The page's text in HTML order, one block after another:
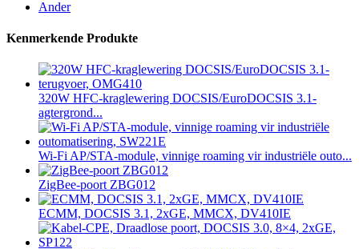
Ander
Kenmerkende Produkte
320W HFC-kraglewering DOCSIS/EuroDOCSIS 3.1-
agtergrond...
Wi-Fi AP/STA-module, vinnige roaming vir industriële outo...
ZigBee-poort ZBG012
ECMM, DOCSIS 3.1, 2xGE, MMCX, DV410IE